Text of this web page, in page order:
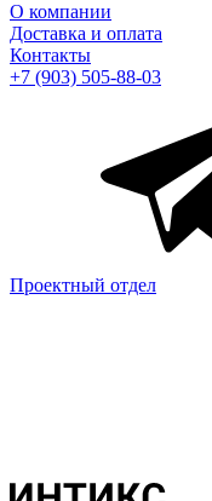
О компании
Доставка и оплата
Контакты
+7 (903) 505-88-03
Проектный отдел